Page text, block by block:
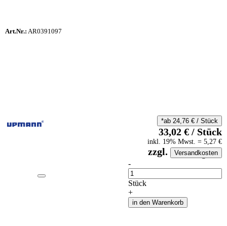
Art.Nr.: AR0391097
auf Anfrageliste
-
Anzahl
Stück
+
in den Warenkorb
*ab 24,76 €/ Stück
33,02 €/ Stück
inkl. 19% Mwst. = 5,27 €
zzgl. Versandkosten